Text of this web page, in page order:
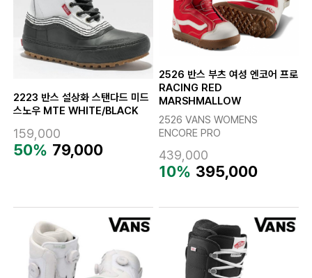
2223 반스 설상화 스탠다드 미드
스노우 MTE WHITE/BLACK
159,000
50% 79,000
2526 반스 부츠 여성 엔코어 프로
RACING RED
MARSHMALLOW
2526 VANS WOMENS
ENCORE PRO
439,000
10% 395,000